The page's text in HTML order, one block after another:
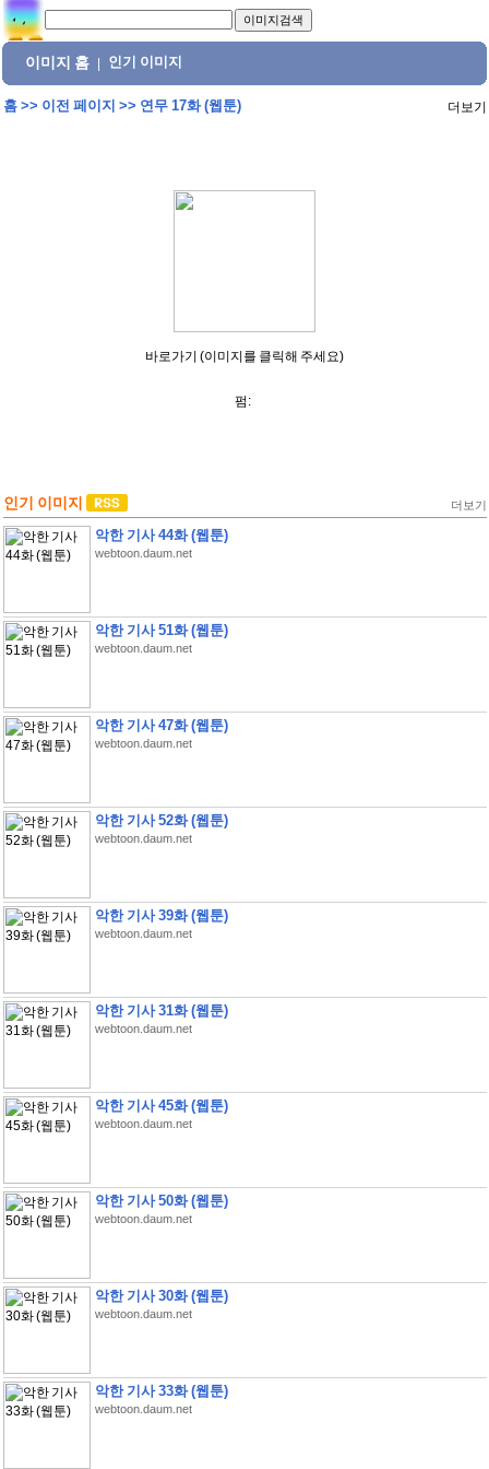
이미지 홈 인기 이미지
홈>> 이전 페이지 >> 연무 17화 (웹툰) 더보기
바로가기 (이미지를 클릭해 주세요)
펌:
인기 이미지 더보기
악한 기사 44화 (웹툰)
webtoon.daum.net
악한 기사 51화 (웹툰)
webtoon.daum.net
악한 기사 47화 (웹툰)
webtoon.daum.net
악한 기사 52화 (웹툰)
webtoon.daum.net
악한 기사 39화 (웹툰)
webtoon.daum.net
악한 기사 31화 (웹툰)
webtoon.daum.net
악한 기사 45화 (웹툰)
webtoon.daum.net
악한 기사 50화 (웹툰)
webtoon.daum.net
악한 기사 30화 (웹툰)
webtoon.daum.net
악한 기사 33화 (웹툰)
webtoon.daum.net